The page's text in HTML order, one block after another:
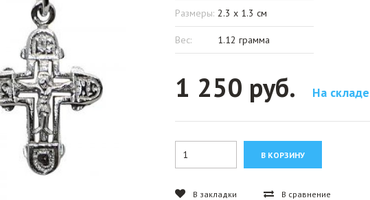
Размеры: 2.3 x 1.3 см
Вес: 1.12 грамма
1 250 руб. На складе
В закладки В сравнение